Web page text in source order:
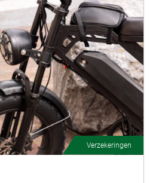
Verzekeringen